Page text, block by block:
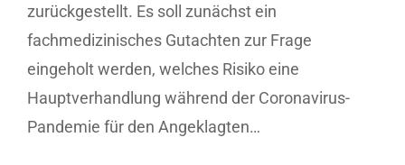
zurückgestellt. Es soll zunächst ein
fachmedizinisches Gutachten zur Frage
eingeholt werden, welches Risiko eine
Hauptverhandlung während der Coronavirus-
Pandemie für den Angeklagten…